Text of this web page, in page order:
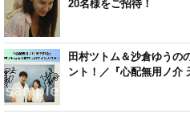
20名様をご招待！
田村ツトム＆沙倉ゆうの
ント！／『心配無用ノ介